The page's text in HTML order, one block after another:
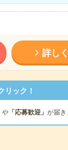
詳し
ック！
や「応募歓迎」 が届き